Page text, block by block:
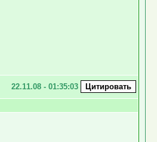
22.11.08 - 01:35:03